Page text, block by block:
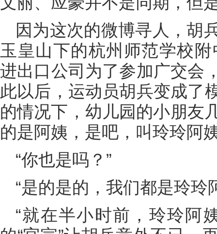
因为这次的微博寻人，胡
玉皇山下的杭州师范学校
进出口公司为了参加广交会
此以后，运动员胡兵变成了
的情况下，幼儿园的小朋友
的是阿姨，是吧，叫玲玲阿
“你也是吗？”
“是的是的，我们都是玲玲
“就在半小时前，玲玲阿